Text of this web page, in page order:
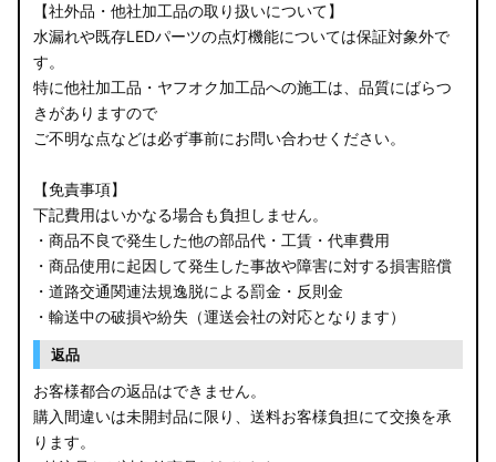
【社外品・他社加工品の取り扱いについて】
水漏れや既存LEDパーツの点灯機能については保証対象外で
す。
特に他社加工品・ヤフオク加工品への施工は、品質にばらつ
きがありますので
ご不明な点などは必ず事前にお問い合わせください。
【免責事項】
下記費用はいかなる場合も負担しません。
・商品不良で発生した他の部品代・工賃・代車費用
・商品使用に起因して発生した事故や障害に対する損害賠償
・道路交通関連法規逸脱による罰金・反則金
・輸送中の破損や紛失（運送会社の対応となります）
返品
お客様都合の返品はできません。
購入間違いは未開封品に限り、送料お客様負担にて交換を承
ります。